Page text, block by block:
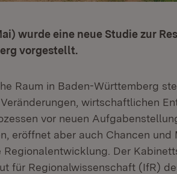
wurde eine neue Studie zur
vorgestellt.
Raum in Baden-Württemberg
wirtschaftlichen
vor neuen
eröffnet aber auch Chancen und
Regionalentwicklung. Der
für Regionalwissenschaft (IfR)